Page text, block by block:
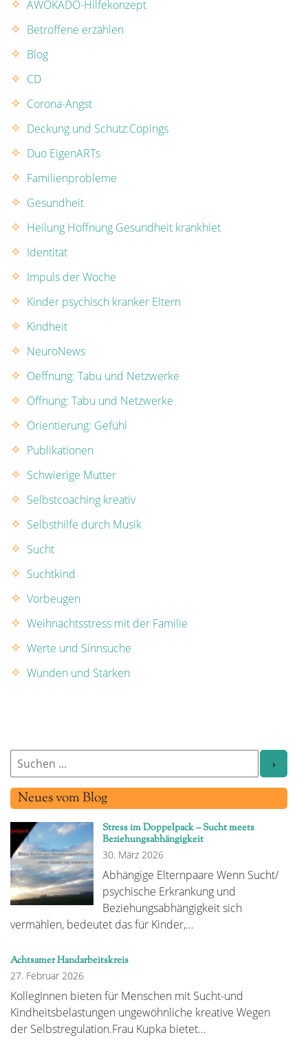
AWOKADO-Hilfekonzept
Betroffene erzählen
Blog
CD
Corona-Angst
Deckung und Schutz:Copings
Duo EigenARTs
Familienprobleme
Gesundheit
Heilung Hoffnung Gesundheit krankhiet
Identität
Impuls der Woche
Kinder psychisch kranker Eltern
Kindheit
NeuroNews
Oeffnung: Tabu und Netzwerke
Öffnung: Tabu und Netzwerke
Orientierung: Gefühl
Publikationen
Schwierige Mutter
Selbstcoaching kreativ
Selbsthilfe durch Musik
Sucht
Suchtkind
Vorbeugen
Weihnachtsstress mit der Familie
Werte und Sinnsuche
Wunden und Stärken
Neues vom Blog
Stress im Doppelpack – Sucht meets
Beziehungsabhängigkeit
30. März 2026
Abhängige Elternpaare Wenn Sucht/
psychische Erkrankung und
Beziehungsabhängigkeit sich
vermählen, bedeutet das für Kinder,…
Achtsamer Handarbeitskreis
27. Februar 2026
KollegInnen bieten für Menschen mit Sucht-und
Kindheitsbelastungen ungewöhnliche kreative Wegen
der Selbstregulation.Frau Kupka bietet…